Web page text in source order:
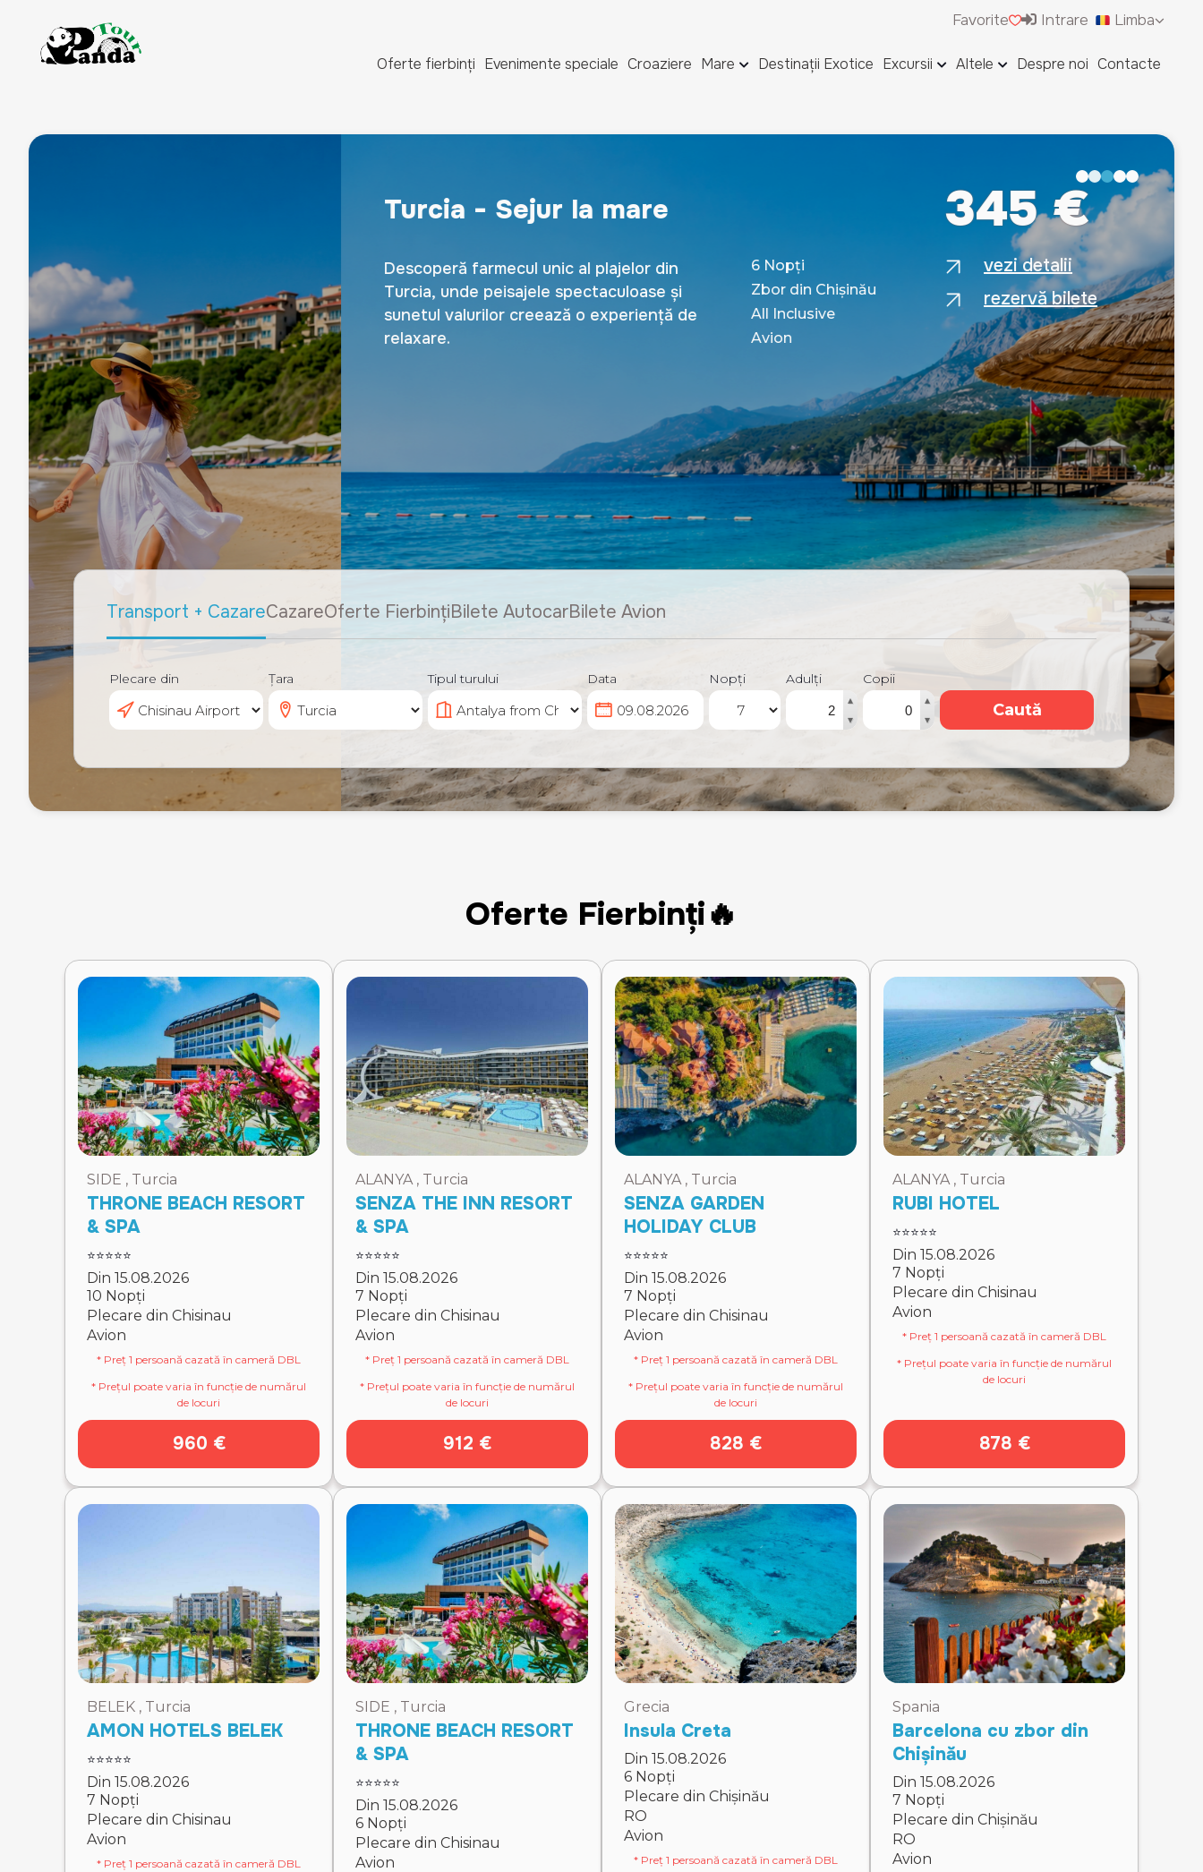
Favorite Intrare Limba
Oferte fierbinți Evenimente speciale Croaziere Mare Destinații Exotice Excursii Altele Despre noi Contacte
345 €
Descoperă farmecul unic al plajelor din
Turcia, unde peisajele spectaculoase și
sunetul valurilor creează o experiență de
relaxare.
6 Nopți
Zbor din Chișinău
All Inclusive
Avion
vezi detalii
rezervă bilete
Transport + CazareCazareOferte FierbințiBilete AutocarBilete Avion
Plecare din Țara Tipul turului Data Nopți Adulți
▴
▾
Copii
▴
▾
Caută
Oferte Fierbinți🔥
SIDE , Turcia
THRONE BEACH RESORT
& SPA
⭐⭐⭐⭐⭐
Din 15.08.2026
10 Nopți
Plecare din Chisinau
Avion
* Preț 1 persoană cazată în cameră DBL
* Prețul poate varia în funcție de numărul
de locuri
960 €
ALANYA , Turcia
SENZA THE INN RESORT
& SPA
⭐⭐⭐⭐⭐
Din 15.08.2026
7 Nopți
Plecare din Chisinau
Avion
* Preț 1 persoană cazată în cameră DBL
* Prețul poate varia în funcție de numărul
de locuri
912 €
ALANYA , Turcia
SENZA GARDEN
HOLIDAY CLUB
⭐⭐⭐⭐⭐
Din 15.08.2026
7 Nopți
Plecare din Chisinau
Avion
* Preț 1 persoană cazată în cameră DBL
* Prețul poate varia în funcție de numărul
de locuri
828 €
ALANYA , Turcia
RUBI HOTEL
⭐⭐⭐⭐⭐
Din 15.08.2026
7 Nopți
Plecare din Chisinau
Avion
* Preț 1 persoană cazată în cameră DBL
* Prețul poate varia în funcție de numărul
de locuri
878 €
BELEK , Turcia
AMON HOTELS BELEK
⭐⭐⭐⭐⭐
Din 15.08.2026
7 Nopți
Plecare din Chisinau
Avion
* Preț 1 persoană cazată în cameră DBL
SIDE , Turcia
THRONE BEACH RESORT
& SPA
⭐⭐⭐⭐⭐
Din 15.08.2026
6 Nopți
Plecare din Chisinau
Avion
Grecia
Insula Creta
Din 15.08.2026
6 Nopți
Plecare din Chișinău
RO
Avion
* Preț 1 persoană cazată în cameră DBL
Spania
Barcelona cu zbor din
Chișinău
Din 15.08.2026
7 Nopți
Plecare din Chișinău
RO
Avion